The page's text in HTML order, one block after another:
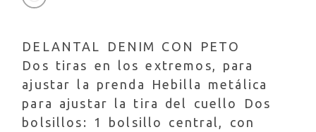
DELANTAL DENIM CON PETO
Dos tiras en los extremos, para
ajustar la prenda Hebilla metálica
para ajustar la tira del cuello Dos
bolsillos: 1 bolsillo central, con